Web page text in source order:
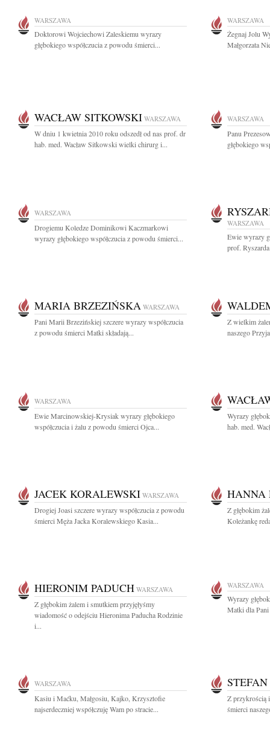
WARSZAWA
Doktorowi Wojciechowi Zaleskiemu wyrazy
głębokiego współczucia z powodu śmierci...
WARSZAWA
Żegnaj Jolu
Małgorzata
WACŁAW SITKOWSKI WARSZAWA
W dniu 1 kwietnia 2010 roku odszedł od nas prof. dr
hab. med. Wacław Sitkowski wielki chirurg i...
WARSZAWA
Panu
głębokiego
WARSZAWA
Drogiemu Koledze Dominikowi Kaczmarkowi
wyrazy głębokiego współczucia z powodu śmierci...
WARSZAWA
Ewie wyrazy
prof.
MARIA BRZEZIŃSKA WARSZAWA
Pani Marii Brzezińskiej szczere wyrazy współczucia
z powodu śmierci Matki składają...
Z wielkim
naszego
WARSZAWA
Ewie Marcinowskiej-Krysiak wyrazy głębokiego
współczucia i żalu z powodu śmierci Ojca...
Wyrazy
hab. med.
JACEK KORALEWSKI WARSZAWA
Drogiej Joasi szczere wyrazy współczucia z powodu
śmierci Męża Jacka Koralewskiego Kasia...
HANNA
Z głębokim
Koleżankę
HIERONIM PADUCH WARSZAWA
Z głębokim żalem i smutkiem przyjęłyśmy
wiadomość o odejściu Hieronima Paducha Rodzinie
i...
WARSZAWA
Wyrazy
Matki dla
WARSZAWA
Kasiu i Maćku, Małgosiu, Kajko, Krzysztofie
najserdeczniej współczuję Wam po stracie...
Z przykrością
śmierci